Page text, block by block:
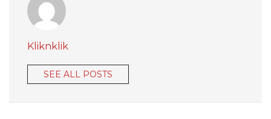
Kliknklik
SEE ALL POSTS